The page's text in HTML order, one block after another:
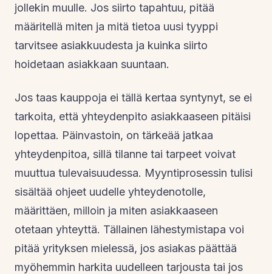
jollekin muulle. Jos siirto tapahtuu, pitää
määritellä miten ja mitä tietoa uusi tyyppi
tarvitsee asiakkuudesta ja kuinka siirto
hoidetaan asiakkaan suuntaan.
Jos taas kauppoja ei tällä kertaa syntynyt, se ei
tarkoita, että yhteydenpito asiakkaaseen pitäisi
lopettaa. Päinvastoin, on tärkeää jatkaa
yhteydenpitoa, sillä tilanne tai tarpeet voivat
muuttua tulevaisuudessa. Myyntiprosessin tulisi
sisältää ohjeet uudelle yhteydenotolle,
määrittäen, milloin ja miten asiakkaaseen
otetaan yhteyttä. Tällainen lähestymistapa voi
pitää yrityksen mielessä, jos asiakas päättää
myöhemmin harkita uudelleen tarjousta tai jos